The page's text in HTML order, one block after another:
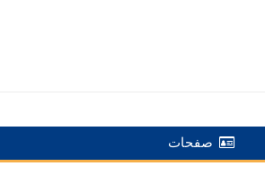
صفحات